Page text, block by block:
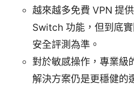
越來越多免費 VPN 提
Switch 功能，但到底
安全評測為準。
對於敏感操作，專業級
解決方案仍是更穩健的